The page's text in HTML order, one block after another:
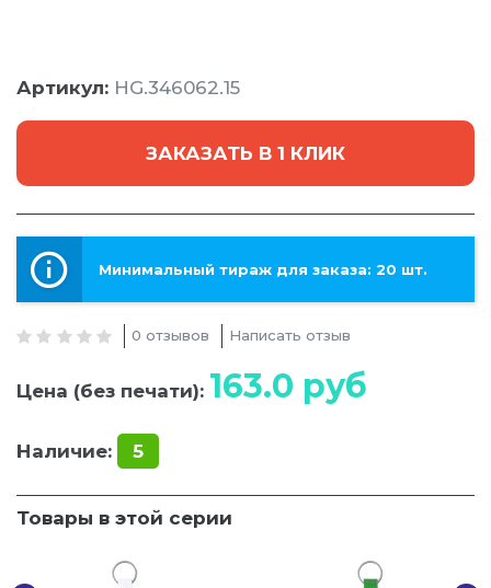
Артикул: HG.346062.15
ЗАКАЗАТЬ В 1 КЛИК
Минимальный тираж для заказа: 20 шт.
0 отзывов Написать отзыв
Цена (без печати): 163.0 руб
Наличие: 5
Товары в этой серии